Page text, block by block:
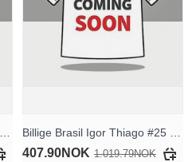
Billige Brasil Igor Thiago #25 Hjemmedrakt Dame VM 2026 Kortermet Billige Brasil Igor Thiago #25 Bortedrakt Dame VM 2026 Kortermet
407.90NOK 1.019.79NOK